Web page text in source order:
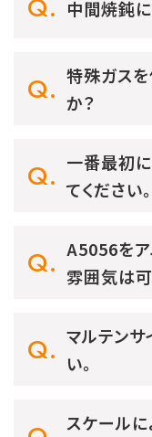
中間焼鈍に
特殊ガス
か？
一番最初
てください。
A5056を
雰囲気は可
マルテンサ
い。
スケール